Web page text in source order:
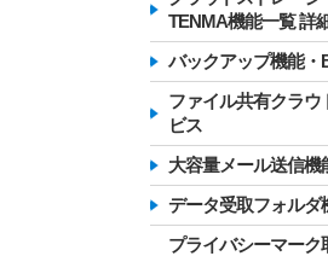
TENMA機能一覧 詳
バックアップ機能・
ファイル共有クラウ
ビス
大容量メール送信機
データ受取フォルダ
プライバシーマーク